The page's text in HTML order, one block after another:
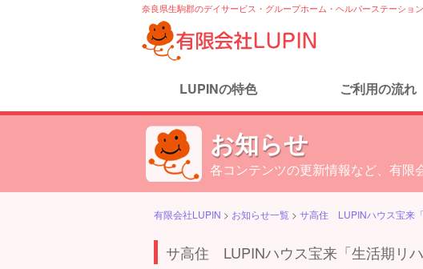
奈良県生駒郡のデイサービス・グループホーム・ヘルパーステーショ
LUPINの特色 ご利用の流れ
お知らせ
各コンテンツの更新情報など、有限
有限会社LUPIN > お知らせ一覧 > サ高住 LUPINハウス宝来「
サ高住 LUPINハウス宝来「生活期リ